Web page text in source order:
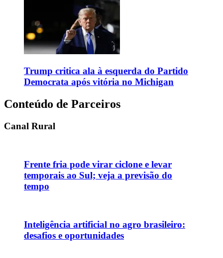
Trump critica ala à esquerda do Partido
Democrata após vitória no Michigan
Conteúdo de Parceiros
Canal Rural
Frente fria pode virar ciclone e levar
temporais ao Sul; veja a previsão do
tempo
Inteligência artificial no agro brasileiro:
desafios e oportunidades